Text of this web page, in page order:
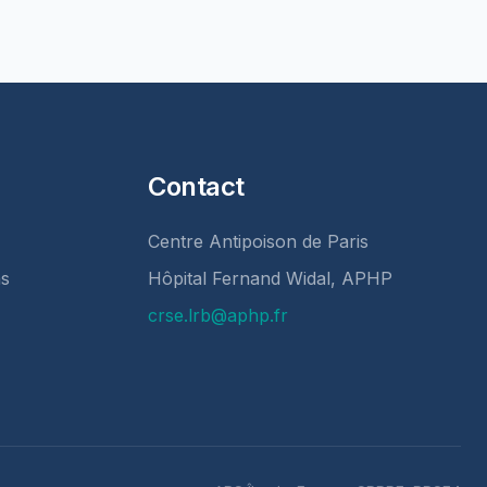
Contact
Centre Antipoison de Paris
Hôpital Fernand Widal, APHP
crse.lrb@aphp.fr